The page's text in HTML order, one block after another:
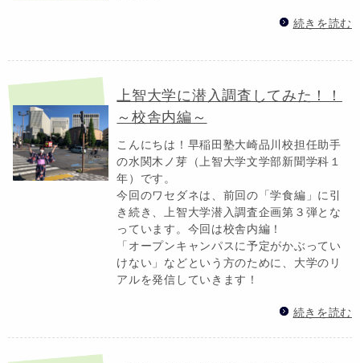
続きを読む
上智大学に潜入調査してみた！！
～校舎内編～
こんにちは！早稲田塾大崎品川校担任助手
の水関木ノ芽（上智大学文学部新聞学科１
年）です。
今回のワセダネは、前回の「学食編」に引
き続き、上智大学潜入調査企画第３弾とな
っています。今回は校舎内編！
「オープンキャンパスに予定がかぶってい
けない」などという方のために、大学のリ
アルを発信していきます！
続きを読む